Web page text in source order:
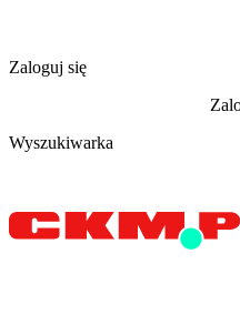
Zaloguj się
Wyszukiwarka